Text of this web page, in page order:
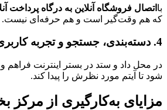
با اتصال فروشگاه آنلاین به درگاه پرداخت
که هم وقت‌گیر است و هم حرفه‌ای نیست.
4. دسته‌بندی، جستجو و تجربه کاربری بهتر
در محل داد و ستد در بستر اینترنت فراهم
شود تا آیتم مورد نظرش را پیدا کند.
مزایای به‌کارگیری از